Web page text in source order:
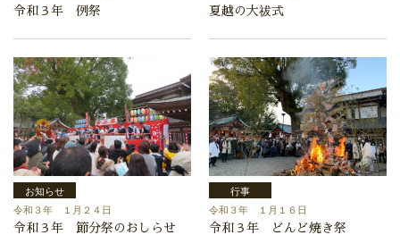
令和３年 例祭 夏越の大祓式
お知らせ
令和３年 １月２４日
令和３年 節分祭のおしらせ
行事
令和３年 １月１６日
令和３年 どんど焼き祭